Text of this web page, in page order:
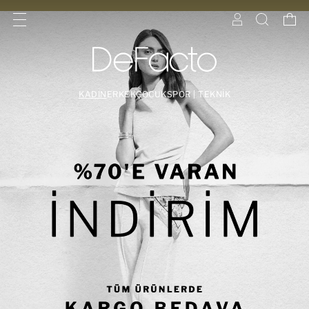
KADIN ERKEKÇOCUKSPOR | TEKNİK